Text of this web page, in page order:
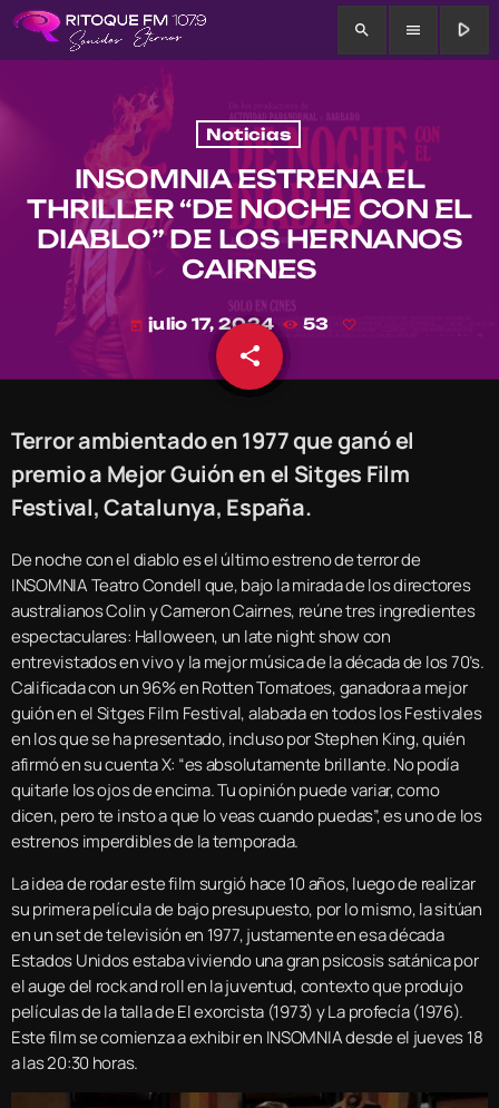
search menu play_arrow
Noticias
INSOMNIA ESTRENA EL
THRILLER “DE NOCHE CON EL
DIABLO” DE LOS HERNANOS
CAIRNES
today julio 17, 2024 53
share
email
Terror ambientado en 1977 que ganó el
premio a Mejor Guión en el Sitges Film
Festival, Catalunya, España.
De noche con el diablo es el último estreno de terror de
INSOMNIA Teatro Condell que, bajo la mirada de los directores
australianos Colin y Cameron Cairnes, reúne tres ingredientes
espectaculares: Halloween, un late night show con
entrevistados en vivo y la mejor música de la década de los 70’s.
Calificada con un 96% en Rotten Tomatoes, ganadora a mejor
guión en el Sitges Film Festival, alabada en todos los Festivales
en los que se ha presentado, incluso por Stephen King, quién
afirmó en su cuenta X: “es absolutamente brillante. No podía
quitarle los ojos de encima. Tu opinión puede variar, como
dicen, pero te insto a que lo veas cuando puedas”, es uno de los
estrenos imperdibles de la temporada.
La idea de rodar este film surgió hace 10 años, luego de realizar
su primera película de bajo presupuesto, por lo mismo, la sitúan
en un set de televisión en 1977, justamente en esa década
Estados Unidos estaba viviendo una gran psicosis satánica por
el auge del rock and roll en la juventud, contexto que produjo
películas de la talla de El exorcista (1973) y La profecía (1976).
Este film se comienza a exhibir en INSOMNIA desde el jueves 18
a las 20:30 horas.